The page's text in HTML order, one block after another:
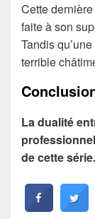
Cette
faite à son
Tandis
terrible
La dualité
de cette